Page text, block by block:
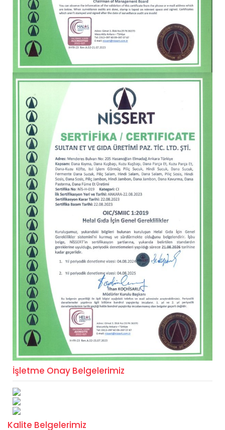
İşletme Onay Belgelerimiz
Kalite Belgelerimiz